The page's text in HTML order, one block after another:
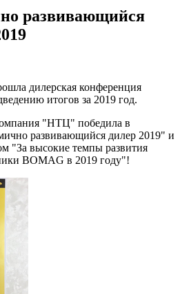
развивающийся
дилерская конференция
итогов за 2019 год.
"НТЦ" победила в
развивающийся дилер 2019" и
"За высокие темпы развития
BOMAG в 2019 году"!